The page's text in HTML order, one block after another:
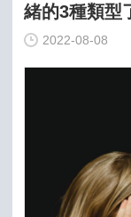
緒的3種類型
2022-08-08